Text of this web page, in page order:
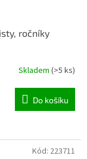
ročníky
Skladem (>5 ks)
Do košíku
Kód: 223711